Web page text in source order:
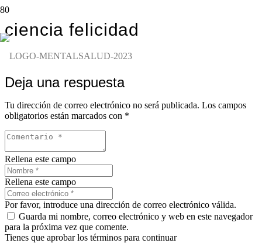
ciencia felicidad
Deja una respuesta
Tu dirección de correo electrónico no será publicada. Los campos
obligatorios están marcados con *
Rellena este campo
Rellena este campo
Por favor, introduce una dirección de correo electrónico válida.
Guarda mi nombre, correo electrónico y web en este navegador
para la próxima vez que comente.
Tienes que aprobar los términos para continuar